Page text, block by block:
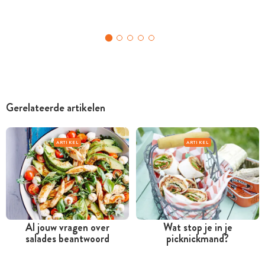
Gerelateerde artikelen
ARTIKEL
Al jouw vragen over
salades beantwoord
ARTIKEL
Wat stop je in je
picknickmand?